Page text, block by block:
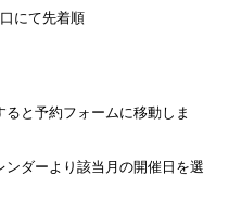
にて先着順
ると予約フォームに移動しま
ダーより該当月の開催日を選